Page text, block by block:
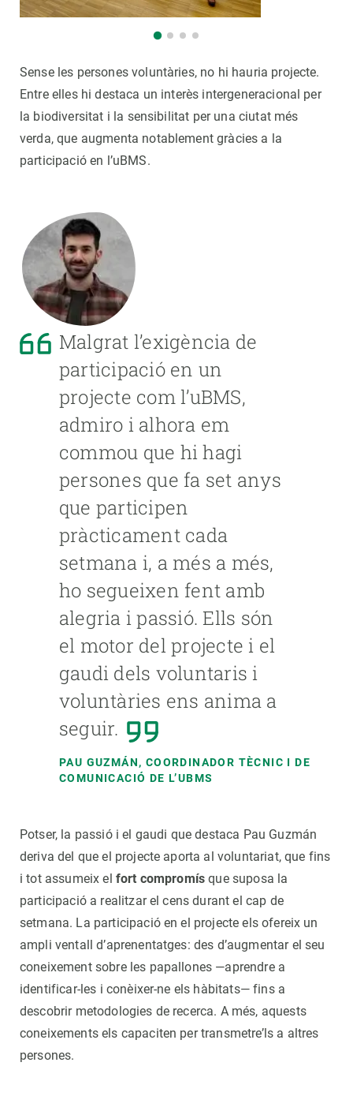
Sense les persones voluntàries, no hi hauria projecte.
Entre elles hi destaca un interès intergeneracional per
la biodiversitat i la sensibilitat per una ciutat més
verda, que augmenta notablement gràcies a la
participació en l’uBMS.
Malgrat l’exigència de
participació en un
projecte com l’uBMS,
admiro i alhora em
commou que hi hagi
persones que fa set anys
que participen
pràcticament cada
setmana i, a més a més,
ho segueixen fent amb
alegria i passió. Ells són
el motor del projecte i el
gaudi dels voluntaris i
voluntàries ens anima a
seguir.
PAU GUZMÁN, COORDINADOR TÈCNIC I DE
COMUNICACIÓ DE L’UBMS
Potser, la passió i el gaudi que destaca Pau Guzmán
deriva del que el projecte aporta al voluntariat, que fins
i tot assumeix el fort compromís que suposa la
participació a realitzar el cens durant el cap de
setmana. La participació en el projecte els ofereix un
ampli ventall d’aprenentatges: des d’augmentar el seu
coneixement sobre les papallones —aprendre a
identificar-les i conèixer-ne els hàbitats— fins a
descobrir metodologies de recerca. A més, aquests
coneixements els capaciten per transmetre’ls a altres
persones.